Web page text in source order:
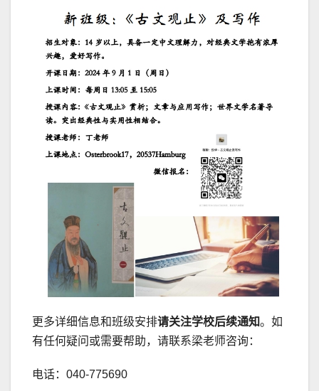
更多详细信息和班级安排请关注学校后续通知。如
有任何疑问或需要帮助，请联系梁老师咨询：
电话：040-775690